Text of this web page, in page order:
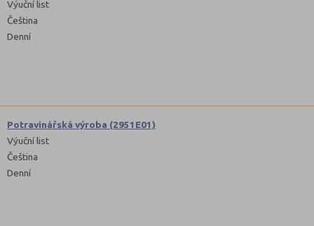
Výuční list
Čeština
Denní
Potravinářská výroba (2951E01)
Výuční list
Čeština
Denní